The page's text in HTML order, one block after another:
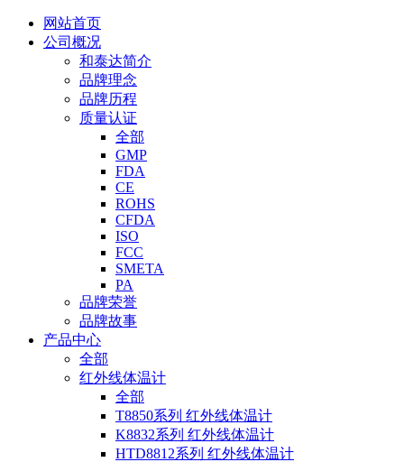
网站首页
公司概况
和泰达简介
品牌理念
品牌历程
质量认证
全部
GMP
FDA
CE
ROHS
CFDA
ISO
FCC
SMETA
PA
品牌荣誉
品牌故事
产品中心
全部
红外线体温计
全部
T8850系列 红外线体温计
K8832系列 红外线体温计
HTD8812系列 红外线体温计